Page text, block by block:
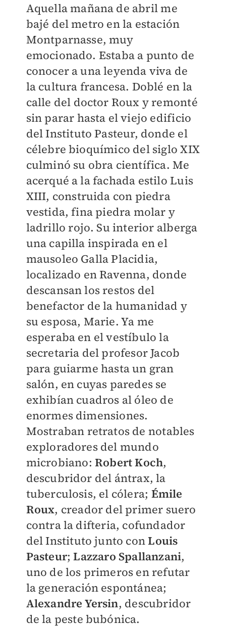
Aquella mañana de abril me
bajé del metro en la estación
Montparnasse, muy
emocionado. Estaba a punto de
conocer a una leyenda viva de
la cultura francesa. Doblé en la
calle del doctor Roux y remonté
sin parar hasta el viejo edificio
del Instituto Pasteur, donde el
célebre bioquímico del siglo XIX
culminó su obra científica. Me
acerqué a la fachada estilo Luis
XIII, construida con piedra
vestida, fina piedra molar y
ladrillo rojo. Su interior alberga
una capilla inspirada en el
mausoleo Galla Placidia,
localizado en Ravenna, donde
descansan los restos del
benefactor de la humanidad y
su esposa, Marie. Ya me
esperaba en el vestíbulo la
secretaria del profesor Jacob
para guiarme hasta un gran
salón, en cuyas paredes se
exhibían cuadros al óleo de
enormes dimensiones.
Mostraban retratos de notables
exploradores del mundo
microbiano: Robert Koch,
descubridor del ántrax, la
tuberculosis, el cólera; Émile
Roux, creador del primer suero
contra la difteria, cofundador
del Instituto junto conLouis
Pasteur;Lazzaro Spallanzani,
uno de los primeros en refutar
la generación espontánea;
Alexandre Yersin, descubridor
de la peste bubónica.